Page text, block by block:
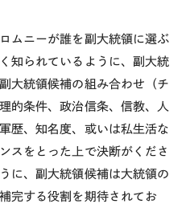
ムニーが誰を副大統領に選ぶ
知られているように、副大統
大統領候補の組み合わせ（チ
的条件、政治信条、信教、人
歴、知名度、或いは私生活な
スをとった上で決断がくださ
に、副大統領候補は大統領の
完する役割を期待されてお